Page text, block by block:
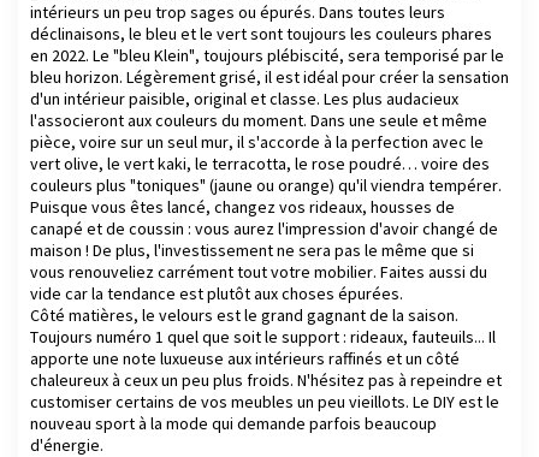
intérieurs un peu trop sages ou épurés. Dans toutes leurs
déclinaisons, le bleu et le vert sont toujours les couleurs phares
en 2022. Le "bleu Klein", toujours plébiscité, sera temporisé par le
bleu horizon. Légèrement grisé, il est idéal pour créer la sensation
d'un intérieur paisible, original et classe. Les plus audacieux
l'associeront aux couleurs du moment. Dans une seule et même
pièce, voire sur un seul mur, il s'accorde à la perfection avec le
vert olive, le vert kaki, le terracotta, le rose poudré… voire des
couleurs plus "toniques" (jaune ou orange) qu'il viendra tempérer.
Puisque vous êtes lancé, changez vos rideaux, housses de
canapé et de coussin : vous aurez l'impression d'avoir changé de
maison ! De plus, l'investissement ne sera pas le même que si
vous renouveliez carrément tout votre mobilier. Faites aussi du
vide car la tendance est plutôt aux choses épurées.
Côté matières, le velours est le grand gagnant de la saison.
Toujours numéro 1 quel que soit le support : rideaux, fauteuils... Il
apporte une note luxueuse aux intérieurs raffinés et un côté
chaleureux à ceux un peu plus froids. N'hésitez pas à repeindre et
customiser certains de vos meubles un peu vieillots. Le DIY est le
nouveau sport à la mode qui demande parfois beaucoup
d'énergie.